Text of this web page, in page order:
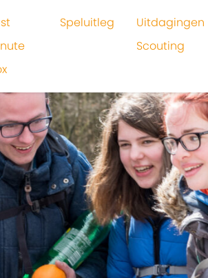
Speluitleg
Uitdagingen
Scouting